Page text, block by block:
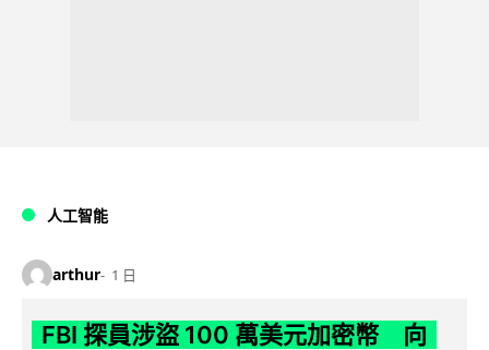
人工智能
arthur 1 日
FBI 探員涉盜 100 萬美元加密幣 向